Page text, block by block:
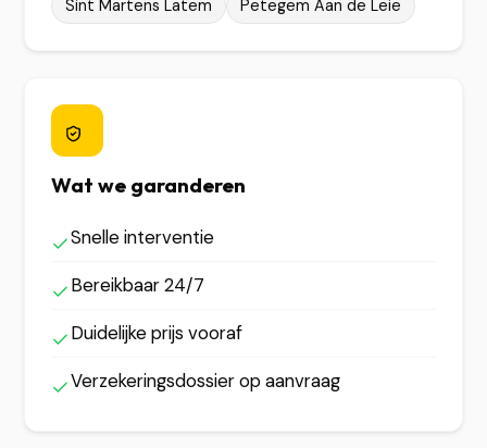
Sint Martens Latem
Petegem Aan de Leie
Wat we garanderen
Snelle interventie
Bereikbaar 24/7
Duidelijke prijs vooraf
Verzekeringsdossier op aanvraag